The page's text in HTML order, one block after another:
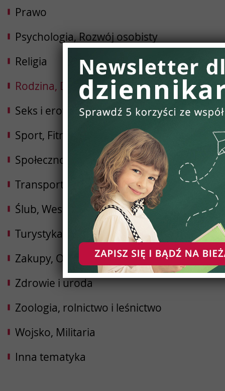
Prawo
Psychologia, Rozwój osobisty
Religia
Rodzina, Dziecko, Ciąża
Seks i erotyka
Sport, Fitness, Kulturystyka
Społeczności
Transport i Logistyka
Ślub, Wesele
Turystyka, Podróże, Hotele
Zakupy, Opinie
Zdrowie i uroda
Zoologia, rolnictwo i leśnictwo
Wojsko, Militaria
Inna tematyka